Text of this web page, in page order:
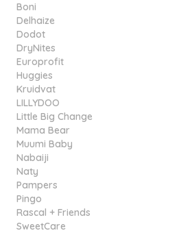
Boni
Delhaize
Dodot
DryNites
Europrofit
Huggies
Kruidvat
LILLYDOO
Little Big Change
Mama Bear
Muumi Baby
Nabaiji
Naty
Pampers
Pingo
Rascal + Friends
SweetCare